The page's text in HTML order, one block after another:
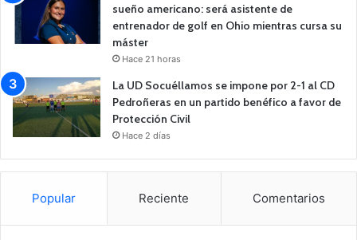
sueño americano: será asistente de
entrenador de golf en Ohio mientras cursa su
máster
Hace 21 horas
La UD Socuéllamos se impone por 2-1 al CD
Pedroñeras en un partido benéfico a favor de
Protección Civil
Hace 2 días
Popular Reciente Comentarios